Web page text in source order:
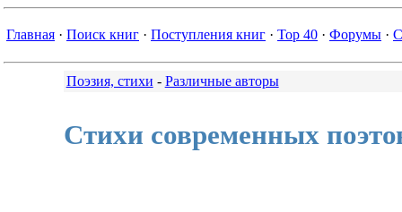
Главная · Поиск книг · Поступления книг · Top 40 · Форумы ·
Поэзия, стихи - Различные авторы
Стихи современных